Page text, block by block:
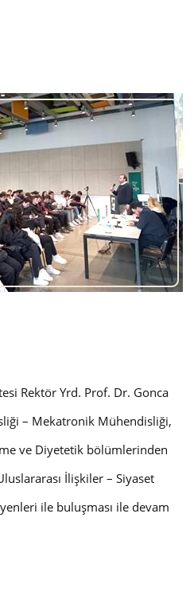
Rektör Yrd. Prof. Dr. Gonca
– Mekatronik Mühendisliği,
ve Diyetetik bölümlerinden
İlişkiler – Siyaset
ile buluşması ile devam